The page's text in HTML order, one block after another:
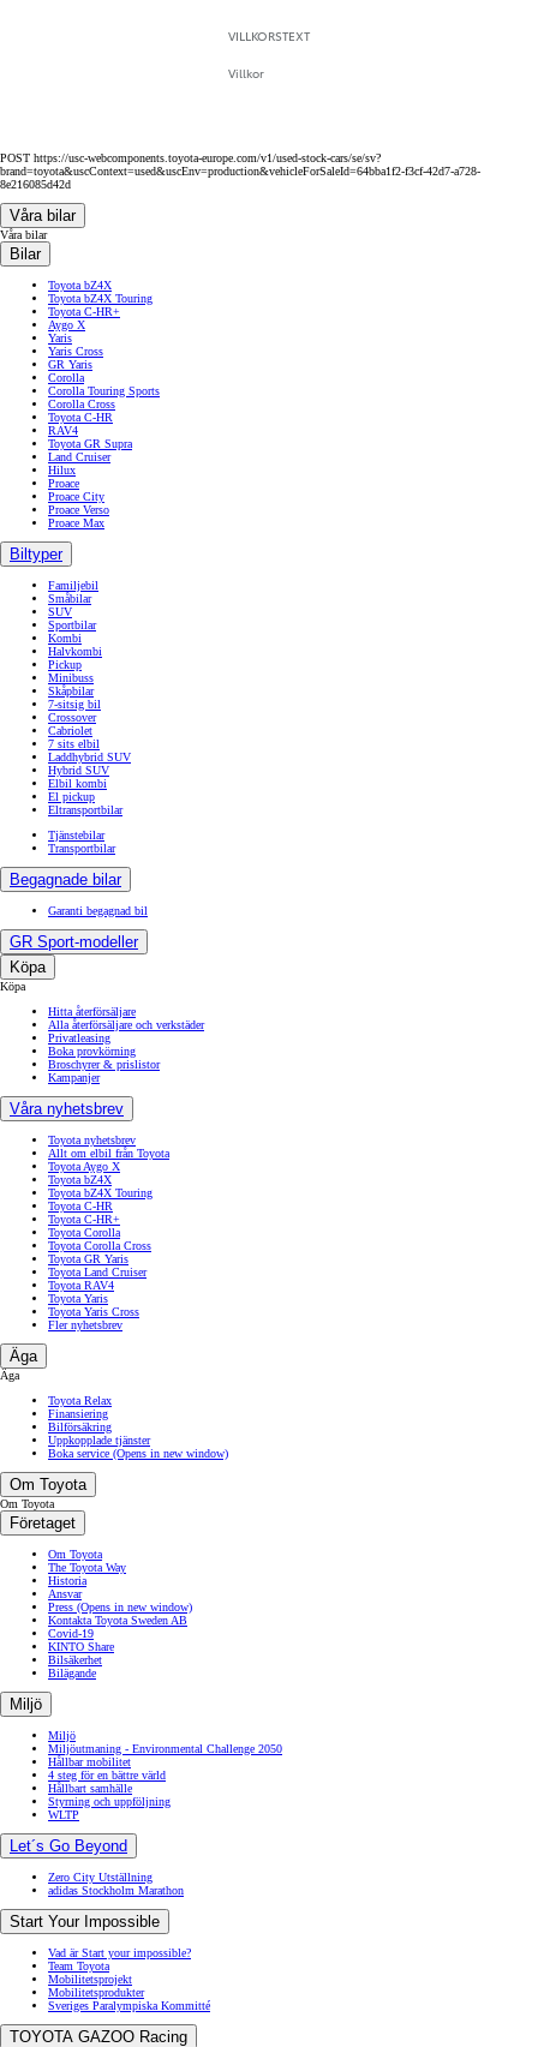
VILLKORSTEXT
Villkor
POST https://usc-webcomponents.toyota-europe.com/v1/used-stock-cars/se/sv?
brand=toyota&uscContext=used&uscEnv=production&vehicleForSaleId=64bba1f2-f3cf-42d7-a728-
8e216085d42d
Våra bilar
Våra bilar
Bilar
Toyota bZ4X
Toyota bZ4X Touring
Toyota C-HR+
Aygo X
Yaris
Yaris Cross
GR Yaris
Corolla
Corolla Touring Sports
Corolla Cross
Toyota C-HR
RAV4
Toyota GR Supra
Land Cruiser
Hilux
Proace
Proace City
Proace Verso
Proace Max
Biltyper
Familjebil
Småbilar
SUV
Sportbilar
Kombi
Halvkombi
Pickup
Minibuss
Skåpbilar
7-sitsig bil
Crossover
Cabriolet
7 sits elbil
Laddhybrid SUV
Hybrid SUV
Elbil kombi
El pickup
Eltransportbilar
Tjänstebilar
Transportbilar
Begagnade bilar
Garanti begagnad bil
GR Sport-modeller
Köpa
Köpa
Hitta återförsäljare
Alla återförsäljare och verkstäder
Privatleasing
Boka provkörning
Broschyrer & prislistor
Kampanjer
Våra nyhetsbrev
Toyota nyhetsbrev
Allt om elbil från Toyota
Toyota Aygo X
Toyota bZ4X
Toyota bZ4X Touring
Toyota C-HR
Toyota C-HR+
Toyota Corolla
Toyota Corolla Cross
Toyota GR Yaris
Toyota Land Cruiser
Toyota RAV4
Toyota Yaris
Toyota Yaris Cross
Fler nyhetsbrev
Äga
Äga
Toyota Relax
Finansiering
Bilförsäkring
Uppkopplade tjänster
Boka service (Opens in new window)
Om Toyota
Om Toyota
Företaget
Om Toyota
The Toyota Way
Historia
Ansvar
Press (Opens in new window)
Kontakta Toyota Sweden AB
Covid-19
KINTO Share
Bilsäkerhet
Bilägande
Miljö
Miljö
Miljöutmaning - Environmental Challenge 2050
Hållbar mobilitet
4 steg för en bättre värld
Hållbart samhälle
Styrning och uppföljning
WLTP
Let´s Go Beyond
Zero City Utställning
adidas Stockholm Marathon
Start Your Impossible
Vad är Start your impossible?
Team Toyota
Mobilitetsprojekt
Mobilitetsprodukter
Sveriges Paralympiska Kommitté
TOYOTA GAZOO Racing